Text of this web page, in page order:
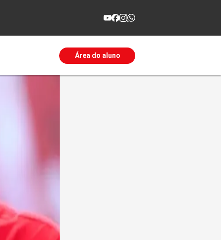
Área do aluno